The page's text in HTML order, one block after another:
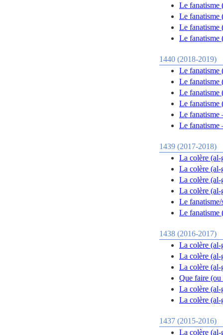
Le fanatisme
Le fanatisme
Le fanatisme
Le fanatisme
1440 (2018-2019)
Le fanatisme
Le fanatisme
Le fanatisme
Le fanatisme
Le fanatisme
Le fanatisme
1439 (2017-2018)
La colère
La colère
La colère
La colère
Le
Le fanatisme
1438 (2016-2017)
La colère (al-
La colère (al-
La colère (al-
Que faire (ou
La colère (al-
La colère (al-
1437 (2015-2016)
La colère (al-